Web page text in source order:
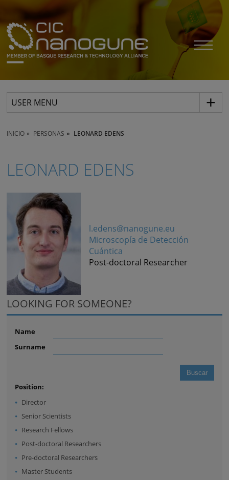
USER MENU
INICIO PERSONAS LEONARD EDENS
LEONARD EDENS
l.edens@nanogune.eu
Microscopía de Detección
Cuántica
Post-doctoral Researcher
LOOKING FOR SOMEONE?
Name
Surname
Position:
Director
Senior Scientists
Research Fellows
Post-doctoral Researchers
Pre-doctoral Researchers
Master Students